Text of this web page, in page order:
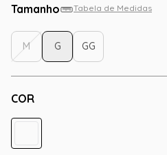
Tamanho Tabela de Medidas
COR
M G GG